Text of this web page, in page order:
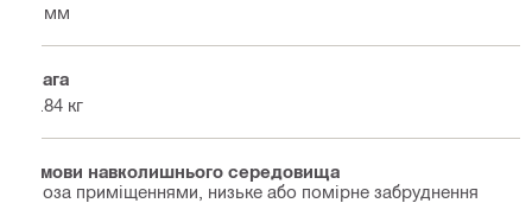
4 мм
Вага
8.84 кг
Умови навколишнього середовища
Поза приміщеннями, низьке або помірне забруднення